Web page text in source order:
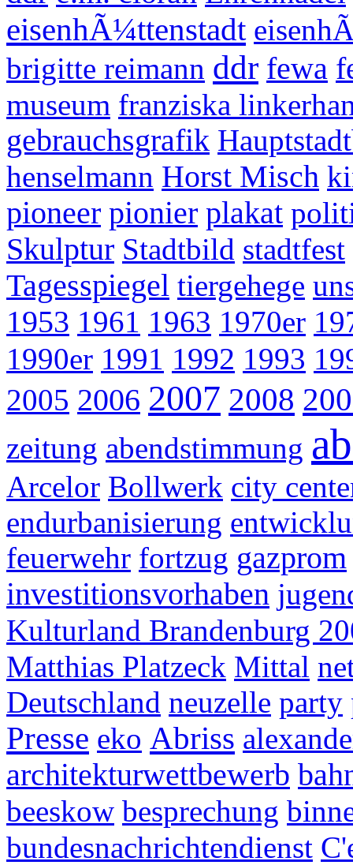
eisenhÃ¼ttenstadt
brigitte reimann ddr fewa
museum franziska
gebrauchsgrafik
henselmann Horst Misch
pioneer pionier plakat
Skulptur Stadtbild stadtfest
Tagesspiegel tiergehege
1953 1961 1963 1970er
1990er 1991 1992 1993
2005 2006 2007 2008
zeitung abendstimmung
Arcelor Bollwerk city
endurbanisierung
feuerwehr fortzug gazprom
investitionsvorhaben
Kulturland Brandenburg
Matthias Platzeck Mittal
Deutschland neuzelle party
Presse eko Abriss
architekturwettbewerb
beeskow besprechung
bundesnachrichtendienst